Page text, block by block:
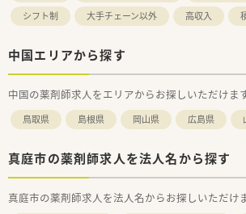
シフト制
大手チェーン以外 高収入
中国エリアから探す
中国の薬剤師求人をエリアからお探しいただけま
鳥取県 島根県 岡山県 広島県
真庭市の薬剤師求人を法人名から探す
真庭市の薬剤師求人を法人名からお探しいただけ